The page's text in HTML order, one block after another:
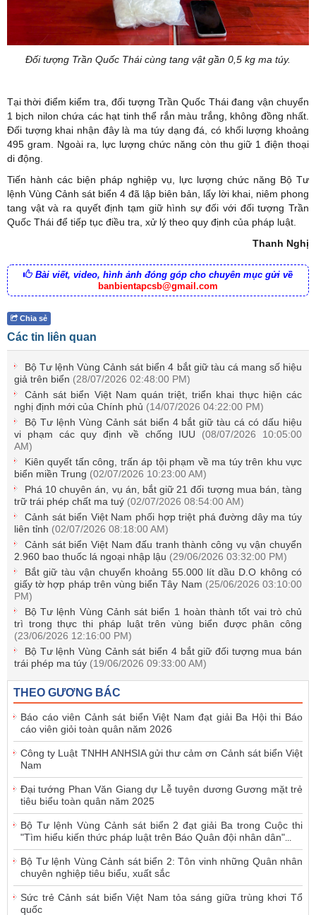
Đối tượng Trần Quốc Thái cùng tang vật gần 0,5 kg ma túy.
Tại thời điểm kiểm tra, đối tượng Trần Quốc Thái đang vận chuyển
1 bịch nilon chứa các hạt tinh thể rắn màu trắng, không đồng nhất.
Đối tượng khai nhận đây là ma túy dạng đá, có khối lượng khoảng
495 gram. Ngoài ra, lực lượng chức năng còn thu giữ 1 điện thoại
di động.
Tiến hành các biện pháp nghiệp vụ, lực lượng chức năng Bộ Tư
lệnh Vùng Cảnh sát biển 4 đã lập biên bản, lấy lời khai, niêm phong
tang vật và ra quyết định tạm giữ hình sự đối với đối tượng Trần
Quốc Thái để tiếp tục điều tra, xử lý theo quy định của pháp luật.
Thanh Nghị
Bài viết, video, hình ảnh đóng góp cho chuyên mục gửi về
banbientapcsb@gmail.com
Chia sẻ
Các tin liên quan
Bộ Tư lệnh Vùng Cảnh sát biển 4 bắt giữ tàu cá mang số hiệu
giả trên biển (28/07/2026 02:48:00 PM)
Cảnh sát biển Việt Nam quán triệt, triển khai thực hiện các
nghị định mới của Chính phủ (14/07/2026 04:22:00 PM)
Bộ Tư lệnh Vùng Cảnh sát biển 4 bắt giữ tàu cá có dấu hiệu
vi phạm các quy định về chống IUU (08/07/2026 10:05:00
AM)
Kiên quyết tấn công, trấn áp tội phạm về ma túy trên khu vực
biển miền Trung (02/07/2026 10:23:00 AM)
Phá 10 chuyên án, vụ án, bắt giữ 21 đối tượng mua bán, tàng
trữ trái phép chất ma tuý (02/07/2026 08:54:00 AM)
Cảnh sát biển Việt Nam phối hợp triệt phá đường dây ma túy
liên tỉnh (02/07/2026 08:18:00 AM)
Cảnh sát biển Việt Nam đấu tranh thành công vụ vận chuyển
2.960 bao thuốc lá ngoại nhập lậu (29/06/2026 03:32:00 PM)
Bắt giữ tàu vận chuyển khoảng 55.000 lít dầu D.O không có
giấy tờ hợp pháp trên vùng biển Tây Nam (25/06/2026 03:10:00
PM)
Bộ Tư lệnh Vùng Cảnh sát biển 1 hoàn thành tốt vai trò chủ
trì trong thực thi pháp luật trên vùng biển được phân công
(23/06/2026 12:16:00 PM)
Bộ Tư lệnh Vùng Cảnh sát biển 4 bắt giữ đối tượng mua bán
trái phép ma túy (19/06/2026 09:33:00 AM)
THEO GƯƠNG BÁC
Báo cáo viên Cảnh sát biển Việt Nam đạt giải Ba Hội thi Báo
cáo viên giỏi toàn quân năm 2026
Công ty Luật TNHH ANHSIA gửi thư cảm ơn Cảnh sát biển Việt
Nam
Đại tướng Phan Văn Giang dự Lễ tuyên dương Gương mặt trẻ
tiêu biểu toàn quân năm 2025
Bộ Tư lệnh Vùng Cảnh sát biển 2 đạt giải Ba trong Cuộc thi
"Tìm hiểu kiến thức pháp luật trên Báo Quân đội nhân dân"...
Bộ Tư lệnh Vùng Cảnh sát biển 2: Tôn vinh những Quân nhân
chuyên nghiệp tiêu biểu, xuất sắc
Sức trẻ Cảnh sát biển Việt Nam tỏa sáng giữa trùng khơi Tổ
quốc